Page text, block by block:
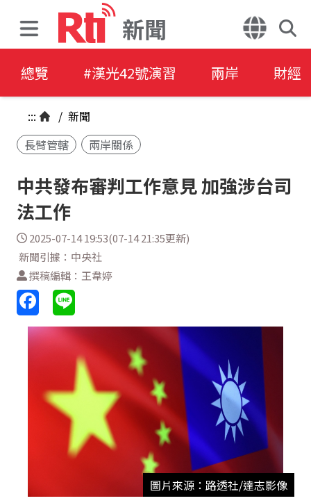
新聞
總覽 #漢光42號演習 兩岸 財經
::: / 新聞
長臂管轄
兩岸關係
中共發布審判工作意見 加強涉台司
法工作
2025-07-14 19:53(07-14 21:35更新)
新聞引據：中央社
撰稿編輯：王韋婷
圖片來源：路透社/達志影像